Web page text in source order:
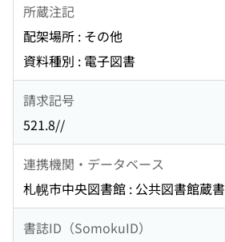
所蔵注記
配架場所 : その他
資料種別 : 電子図書
請求記号
521.8//
連携機関・データベース
札幌市中央図書館 : 公共図書館蔵書
書誌ID（SomokuID）